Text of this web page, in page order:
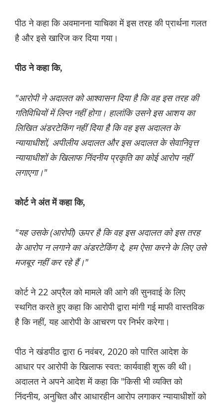
पीठ ने कहा कि अवमानना याचिका में इस तरह की प्रार्थना गलत
है और इसे खारिज कर दिया गया।
पीठ ने कहा कि,
"आरोपी ने अदालत को आश्वासन दिया है कि वह इस तरह की
गतिविधियों में लिप्त नहीं होगा। हालांकि उसने इस आशय का
लिखित अंडरटेकिंग नहीं दिया है कि वह इस अदालत के
न्यायाधीशों, अपीलीय अदालत और इस अदालत के सेवानिवृत्त
न्यायाधीशों के खिलाफ निंदनीय प्रकृति का कोई आरोप नहीं
लगाएगा।"
कोर्ट ने अंत में कहा कि,
"यह उसके (आरोपी) ऊपर है कि वह इस अदालत को इस तरह
के आरोप न लगाने का अंडरटेकिंग दे, हम ऐसा करने के लिए उसे
मजबूर नहीं कर रहे हैं।"
कोर्ट ने 22 अप्रैल को मामले की आगे की सुनवाई के लिए
स्थगित करते हुए कहा कि आरोपी द्वारा मांगी गई माफी वास्तविक
है कि नहीं, यह आरोपी के आचरण पर निर्भर करेगा।
पीठ ने खंडपीठ द्वारा 6 नवंबर, 2020 को पारित आदेश के
आधार पर आरोपी के खिलाफ स्वत: कार्यवाही शुरू की थी।
अदालत ने अपने आदेश में कहा कि "किसी भी व्यक्ति को
निंदनीय, अनुचित और आधारहीन आरोप लगाकर न्यायाधीशों को